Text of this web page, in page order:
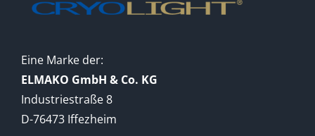
Eine Marke der:
ELMAKO GmbH & Co. KG
Industriestraße 8
D-76473 Iffezheim